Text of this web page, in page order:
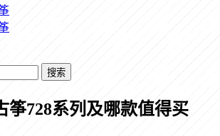
搜索
筝728系列及哪款值得买